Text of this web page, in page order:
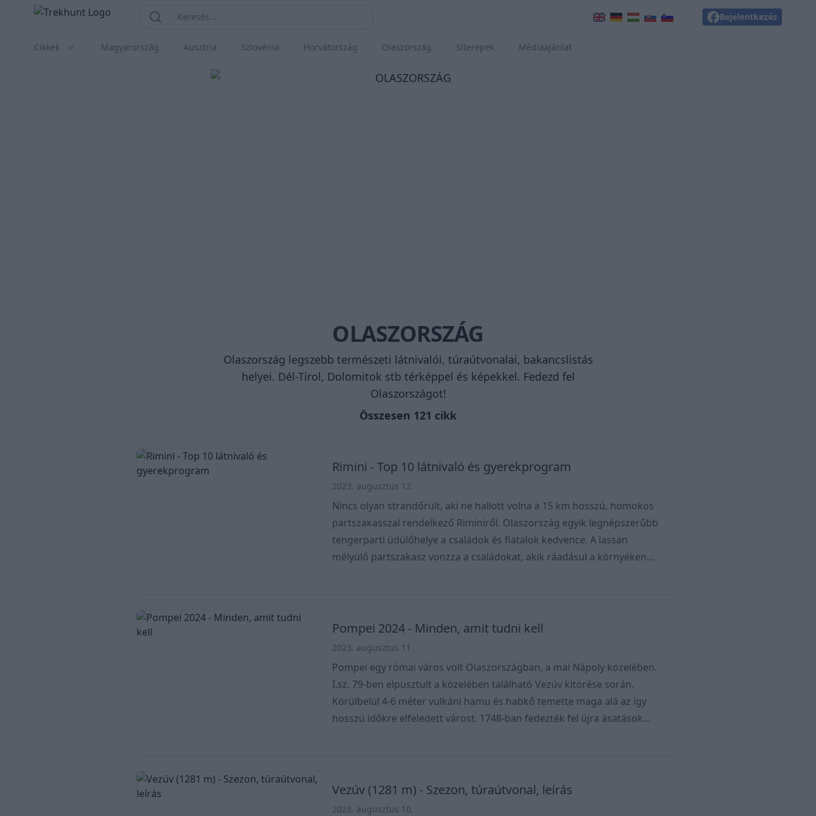
Trekhunt
Keresés Keresés... Bejelentkezés
Cikkek Magyarország Ausztria Szlovénia Horvátország Olaszország Síterepek Médiaajánlat
OLASZORSZÁG
Olaszország legszebb természeti látnivalói, túraútvonalai, bakancslistás
helyei. Dél-Tirol, Dolomitok stb térképpel és képekkel. Fedezd fel
Olaszországot!
Összesen 121 cikk
Rimini - Top 10 látnivaló és gyerekprogram
2023. augusztus 12.
Nincs olyan strandőrült, aki ne hallott volna a 15 km hosszú, homokos
partszakasszal rendelkező Riminiről. Olaszország egyik legnépszerűbb
tengerparti üdülőhelye a családok és fiatalok kedvence. A lassan
mélyülő partszakasz vonzza a családokat, akik ráadásul a környéken
De azok se csüggedjenek, akik sze
Pompei 2024 - Minden, amit tudni kell
2023. augusztus 11.
Pompei egy római város volt Olaszországban, a mai Nápoly közelében.
I.sz. 79-ben elpusztult a közelében található Vezúv kitörése során.
Körülbelül 4-6 méter vulkáni hamu és habkő temette maga alá az így
hosszú időkre elfeledett várost. 1748-ban fedezték fel újra ásatások
megőrizte az épü
Vezúv (1281 m) - Szezon, túraútvonal, leírás
2023. augusztus 10.